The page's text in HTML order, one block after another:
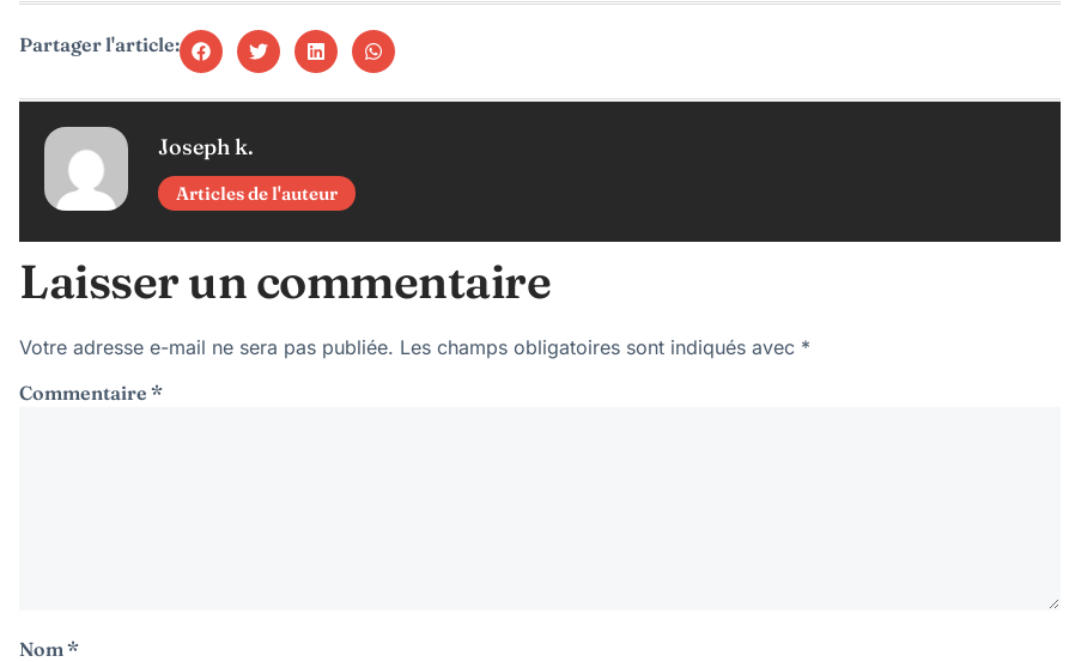
Partager l'article:
Joseph k.
Articles de l'auteur
Laisser un commentaire
Votre adresse e-mail ne sera pas publiée. Les champs obligatoires sont indiqués avec *
Commentaire *
Nom *